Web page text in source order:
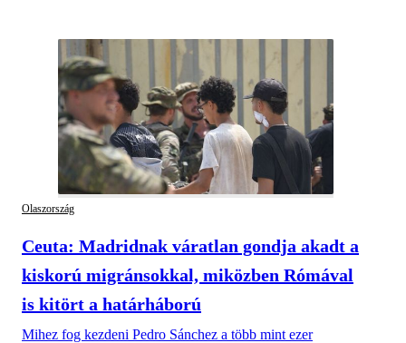
Olaszország
Ceuta: Madridnak váratlan gondja akadt a
kiskorú migránsokkal, miközben Rómával
is kitört a határháború
Mihez fog kezdeni Pedro Sánchez a több mint ezer